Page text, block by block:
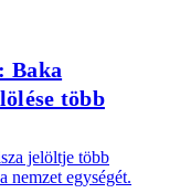
Baka
több
jelöltje több
nemzet egységét.